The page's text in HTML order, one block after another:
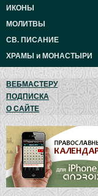
ИКОНЫ
МОЛИТВЫ
СВ. ПИСАНИЕ
ХРАМЫ и МОНАСТЫРИ
ВЕБМАСТЕРУ
ПОДПИСКА
О САЙТЕ